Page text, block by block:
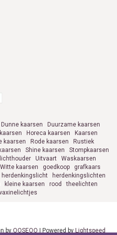
Dunne kaarsen
Duurzame kaarsen
Horeca kaarsen
Kaarsen
kaarsen Rode kaarsen
Rustiek
Shine kaarsen
Stompkaarsen
Uitvaart
Waskaarsen
Witte kaarsen goedkoop
grafkaars
herdenkingslicht
herdenkingslichten
kleine kaarsen rood
theelichten
by OOSEOO | Powered by Lightspeed